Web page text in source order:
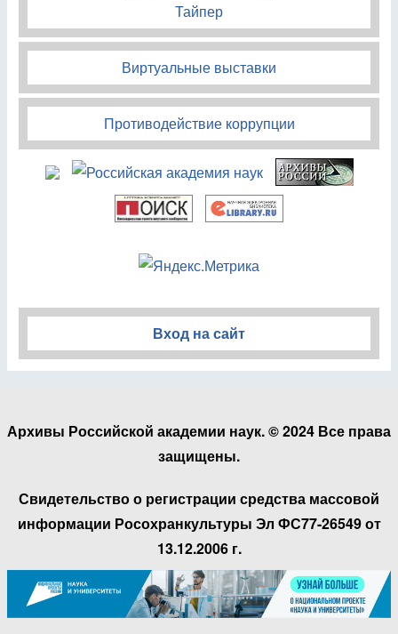
Тайпер
Виртуальные выставки
Противодействие коррупции
Вход на сайт
Архивы Российской академии наук. © 2024 Все права
защищены.
Свидетельство о регистрации средства массовой
информации Росохранкультуры Эл ФС77-26549 от
13.12.2006 г.